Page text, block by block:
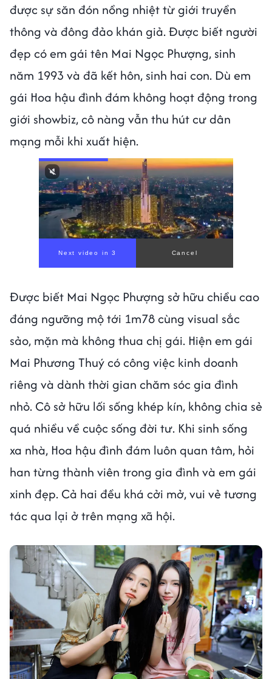
được sự săn đón nồng nhiệt từ giới truyền
thông và đông đảo khán giả. Được biết người
đẹp có em gái tên Mai Ngọc Phượng, sinh
năm 1993 và đã kết hôn, sinh hai con. Dù em
gái Hoa hậu đình đám không hoạt động trong
giới showbiz, cô nàng vẫn thu hút cư dân
mạng mỗi khi xuất hiện.
Next video in 1 Cancel
Được biết Mai Ngọc Phượng sở hữu chiều cao
đáng ngưỡng mộ tới 1m78 cùng visual sắc
sảo, mặn mà không thua chị gái. Hiện em gái
Mai Phương Thuý có công việc kinh doanh
riêng và dành thời gian chăm sóc gia đình
nhỏ. Cô sở hữu lối sống khép kín, không chia sẻ
quá nhiều về cuộc sống đời tư. Khi sinh sống
xa nhà, Hoa hậu đình đám luôn quan tâm, hỏi
han từng thành viên trong gia đình và em gái
xinh đẹp. Cả hai đều khá cởi mở, vui vẻ tương
tác qua lại ở trên mạng xã hội.